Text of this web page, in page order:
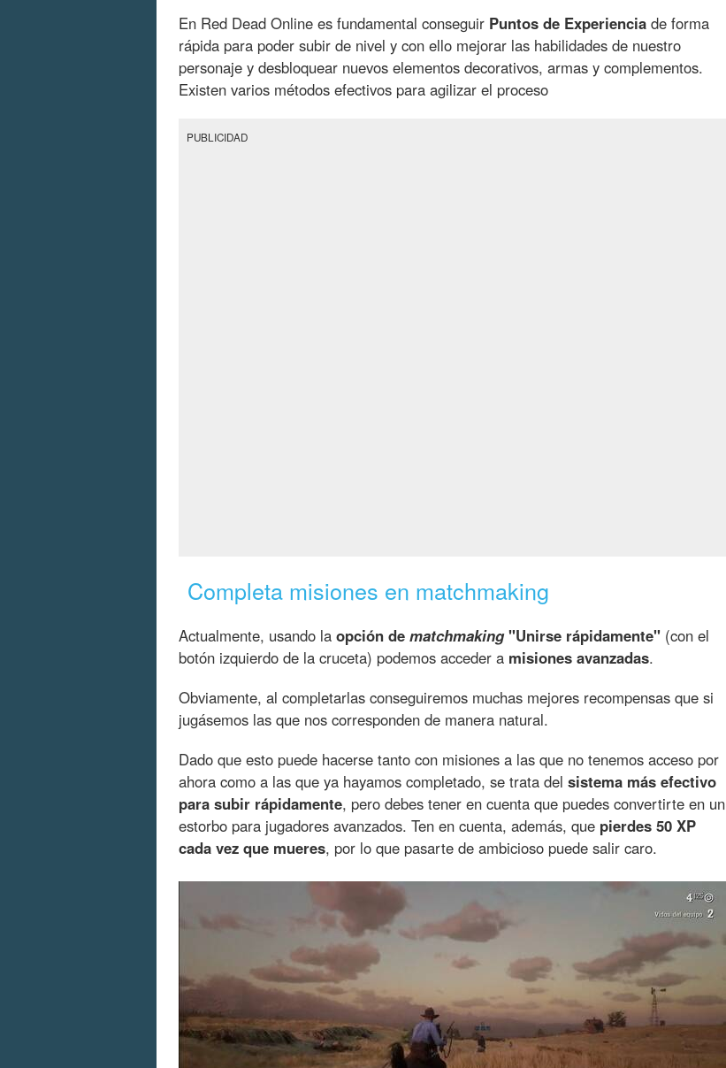
En Red Dead Online es fundamental conseguir Puntos de Experiencia de forma
rápida para poder subir de nivel y con ello mejorar las habilidades de nuestro
personaje y desbloquear nuevos elementos decorativos, armas y complementos.
Existen varios métodos efectivos para agilizar el proceso
PUBLICIDAD
Completa misiones en matchmaking
Actualmente, usando la opción de matchmaking"Unirse rápidamente" (con el
botón izquierdo de la cruceta) podemos acceder a misiones avanzadas.
Obviamente, al completarlas conseguiremos muchas mejores recompensas que si
jugásemos las que nos corresponden de manera natural.
Dado que esto puede hacerse tanto con misiones a las que no tenemos acceso por
ahora como a las que ya hayamos completado, se trata del sistema más efectivo
para subir rápidamente, pero debes tener en cuenta que puedes convertirte en un
estorbo para jugadores avanzados. Ten en cuenta, además, que pierdes 50 XP
cada vez que mueres, por lo que pasarte de ambicioso puede salir caro.